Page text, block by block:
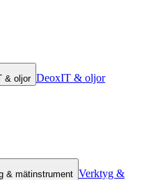
& oljor DeoxIT & oljor
& mätinstrument Verktyg &